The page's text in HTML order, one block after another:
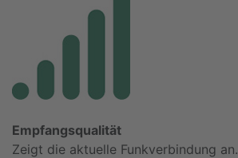
Empfangsqualität
Zeigt die aktuelle Funkverbindung an.